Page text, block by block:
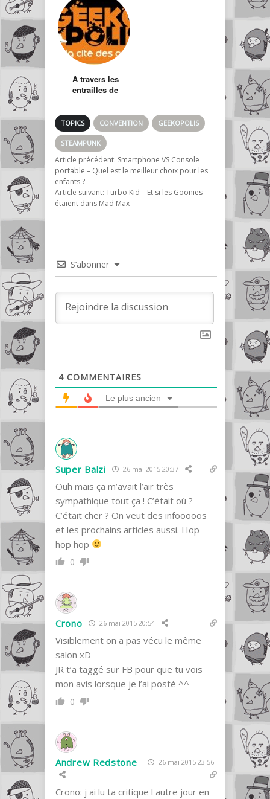
Who arrive en
France
A travers les
entrailles de
TOPICS CONVENTION GEEKOPOLIS
STEAMPUNK
Article précédent: Smartphone VS Console
portable – Quel est le meilleur choix pour les
enfants ?
Article suivant: Turbo Kid – Et si les Goonies
étaient dans Mad Max
S’abonner
4 COMMENTAIRES
Le plus ancien
Super Balzi 26 mai 2015 20:37
Ouh mais ça m’avait l’air très
sympathique tout ça ! C’était où ?
C’était cher ? On veut des infooooos
et les prochains articles aussi. Hop
hop hop
0
Crono 26 mai 2015 20:54
Visiblement on a pas vécu le même
salon xD
JR t’a taggé sur FB pour que tu vois
mon avis lorsque je l’ai posté ^^
0
Andrew Redstone 26 mai 2015 23:56
Crono: j ai lu ta critique l autre jour en